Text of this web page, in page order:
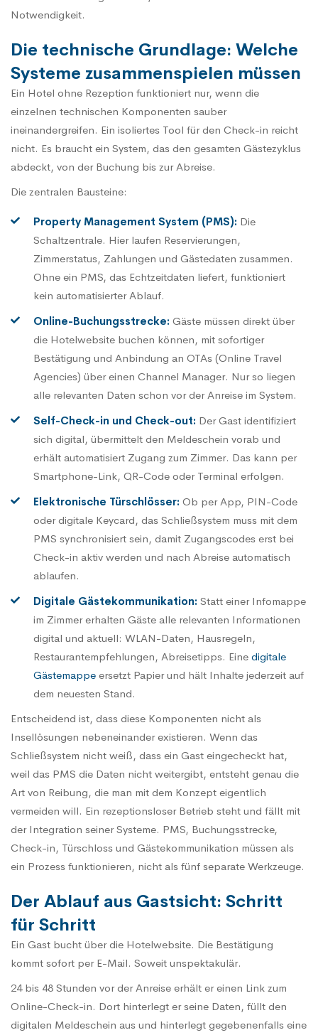
Notwendigkeit.
Die technische Grundlage: Welche
Systeme zusammenspielen müssen
Ein Hotel ohne Rezeption funktioniert nur, wenn die
einzelnen technischen Komponenten sauber
ineinandergreifen. Ein isoliertes Tool für den Check-in reicht
nicht. Es braucht ein System, das den gesamten Gästezyklus
abdeckt, von der Buchung bis zur Abreise.
Die zentralen Bausteine:
Property Management System (PMS): Die
Schaltzentrale. Hier laufen Reservierungen,
Zimmerstatus, Zahlungen und Gästedaten zusammen.
Ohne ein PMS, das Echtzeitdaten liefert, funktioniert
kein automatisierter Ablauf.
Online-Buchungsstrecke: Gäste müssen direkt über
die Hotelwebsite buchen können, mit sofortiger
Bestätigung und Anbindung an OTAs (Online Travel
Agencies) über einen Channel Manager. Nur so liegen
alle relevanten Daten schon vor der Anreise im System.
Self-Check-in und Check-out: Der Gast identifiziert
sich digital, übermittelt den Meldeschein vorab und
erhält automatisiert Zugang zum Zimmer. Das kann per
Smartphone-Link, QR-Code oder Terminal erfolgen.
Elektronische Türschlösser: Ob per App, PIN-Code
oder digitale Keycard, das Schließsystem muss mit dem
PMS synchronisiert sein, damit Zugangscodes erst bei
Check-in aktiv werden und nach Abreise automatisch
ablaufen.
Digitale Gästekommunikation: Statt einer Infomappe
im Zimmer erhalten Gäste alle relevanten Informationen
digital und aktuell: WLAN-Daten, Hausregeln,
Restaurantempfehlungen, Abreisetipps. Eine digitale
Gästemappe ersetzt Papier und hält Inhalte jederzeit auf
dem neuesten Stand.
Entscheidend ist, dass diese Komponenten nicht als
Insellösungen nebeneinander existieren. Wenn das
Schließsystem nicht weiß, dass ein Gast eingecheckt hat,
weil das PMS die Daten nicht weitergibt, entsteht genau die
Art von Reibung, die man mit dem Konzept eigentlich
vermeiden will. Ein rezeptionsloser Betrieb steht und fällt mit
der Integration seiner Systeme. PMS, Buchungsstrecke,
Check-in, Türschloss und Gästekommunikation müssen als
ein Prozess funktionieren, nicht als fünf separate Werkzeuge.
Der Ablauf aus Gastsicht: Schritt
für Schritt
Ein Gast bucht über die Hotelwebsite. Die Bestätigung
kommt sofort per E-Mail. Soweit unspektakulär.
24 bis 48 Stunden vor der Anreise erhält er einen Link zum
Online-Check-in. Dort hinterlegt er seine Daten, füllt den
digitalen Meldeschein aus und hinterlegt gegebenenfalls eine